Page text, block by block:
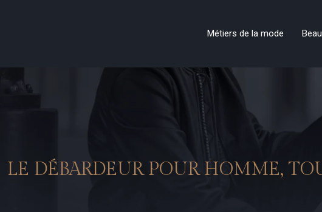
Métiers de la mode
LE DÉBARDEUR POUR HOMME,